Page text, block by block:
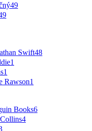
49
Swift48
1
1
Rawson1
Books6
4